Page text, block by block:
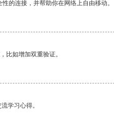
的连接，并帮助你在网络上自由移动。
比如增加双重验证。
学习心得。